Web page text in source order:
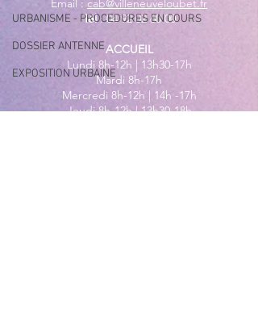
URBANISME - PROCEDURES EN COURS
DOSSIER ANTENNE
EXPOSITION URBAINE
Email : cab@villeneuveloubet.fr
Tél:04 92 02 60 00
ACCUEIL
Lundi 8h-12h | 13h30-17h
Mardi 8h-17h
Mercredi 8h-12h | 14h -17h
Jeudi 8h-12h | 13h30-18h